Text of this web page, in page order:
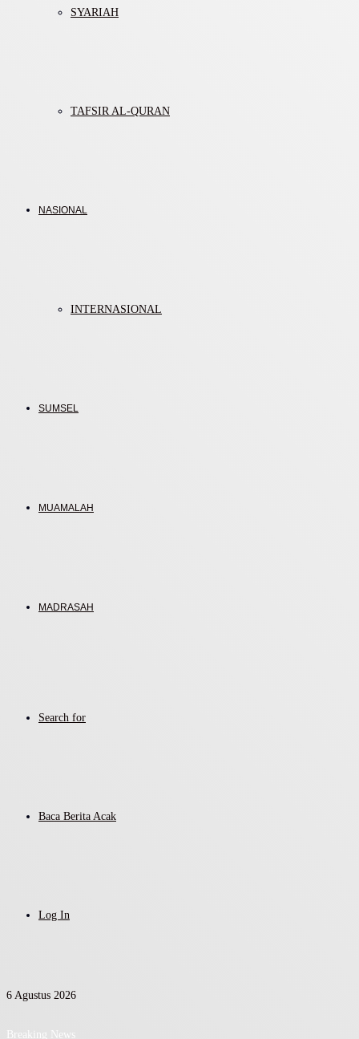
SYARIAH
TAFSIR AL-QURAN
NASIONAL
INTERNASIONAL
SUMSEL
MUAMALAH
MADRASAH
Search for
Baca Berita Acak
Log In
6 Agustus 2026
Breaking News